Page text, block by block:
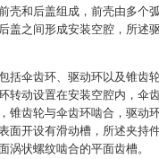
壳和后盖组成，前壳由多个
盖之间形成安装空腔，所述
括伞齿环、驱动环以及锥齿轮
转动设置在安装空腔内，伞
锥齿轮与伞齿环啮合，驱动
面开设有滑动槽，所述夹持
涡状螺纹啮合的平面齿槽。